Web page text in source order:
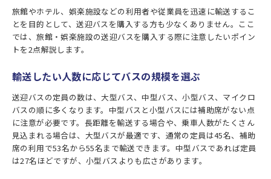
旅館やホテル、娯楽施設などの利用者や従業員を迅速に輸送するこ
とを目的として、送迎バスを購入する方も少なくありません。ここ
では、旅館・娯楽施設の送迎バスを購入する際に注意したいポイン
トを2点解説します。
輸送したい人数に応じてバスの規模を選ぶ
送迎バスの定員の数は、大型バス、中型バス、小型バス、マイクロ
バスの順に多くなります。中型バスと小型バスには補助席がない点
に注意が必要です。長距離を輸送する場合や、乗車人数がたくさん
見込まれる場合は、大型バスが最適です、通常の定員は45名、補助
席の利用で53名から55名まで輸送できます。中型バスであれば定員
は27名ほどですが、小型バスよりも広さがあります。